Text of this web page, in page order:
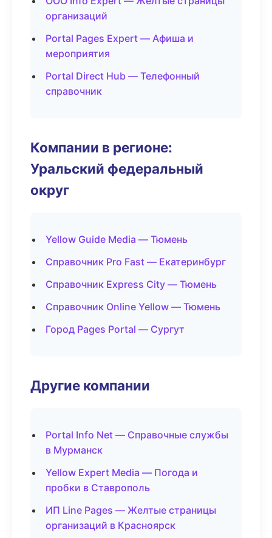
организаций
Portal Pages Expert — Афиша и
мероприятия
Portal Direct Hub — Телефонный
справочник
Компании в регионе:
Уральский федеральный
округ
Yellow Guide Media — Тюмень
Справочник Pro Fast — Екатеринбург
Справочник Express City — Тюмень
Справочник Online Yellow — Тюмень
Город Pages Portal — Сургут
Другие компании
Portal Info Net — Справочные службы
в Мурманск
Yellow Expert Media — Погода и
пробки в Ставрополь
ИП Line Pages — Желтые страницы
организаций в Красноярск